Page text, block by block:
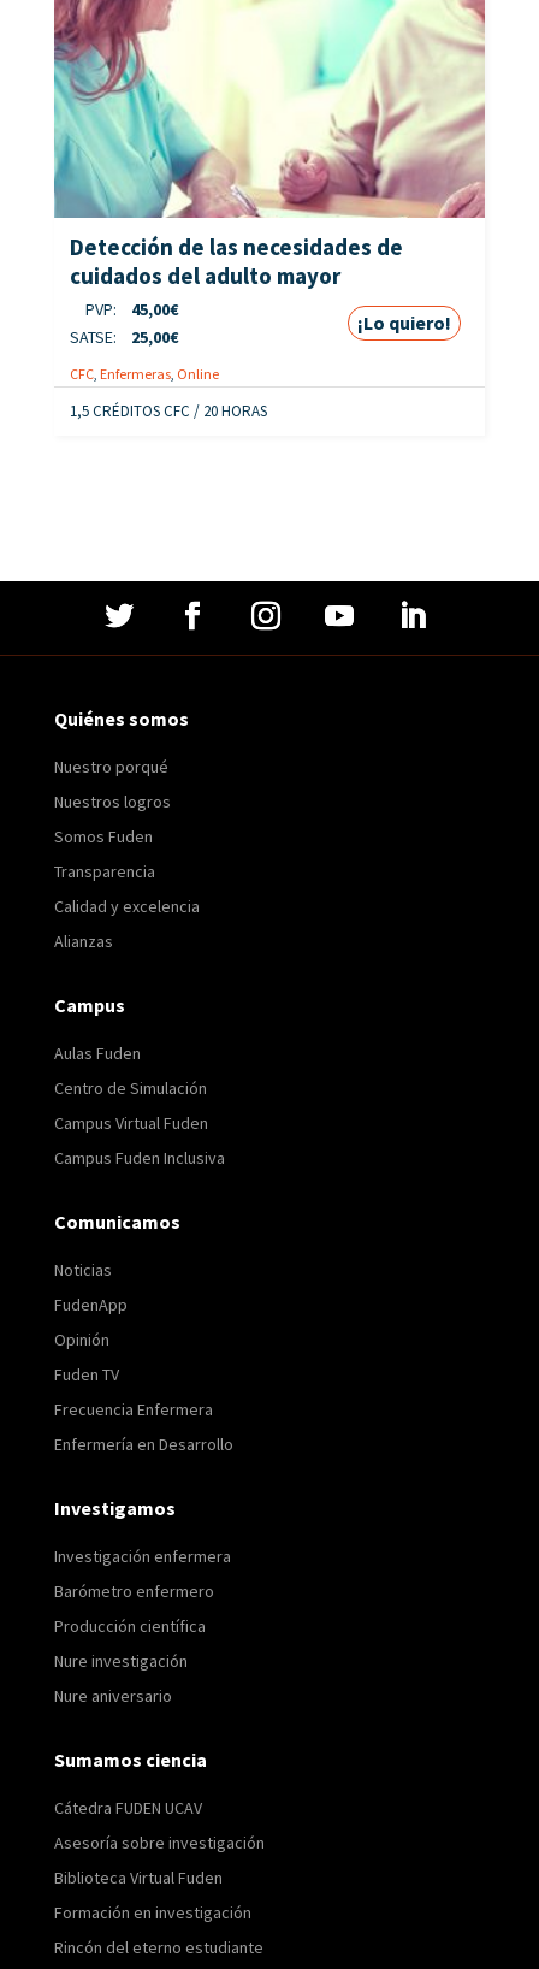
Detección de las necesidades de
cuidados del adulto mayor
PVP: 45,00€
SATSE:
25,00€
¡Lo quiero!
CFC, Enfermeras, Online
1,5 CRÉDITOS CFC / 20 HORAS
Quiénes somos
Nuestro porqué
Nuestros logros
Somos Fuden
Transparencia
Calidad y excelencia
Alianzas
Campus
Aulas Fuden
Centro de Simulación
Campus Virtual Fuden
Campus Fuden Inclusiva
Comunicamos
Noticias
FudenApp
Opinión
Fuden TV
Frecuencia Enfermera
Enfermería en Desarrollo
Investigamos
Investigación enfermera
Barómetro enfermero
Producción científica
Nure investigación
Nure aniversario
Sumamos ciencia
Cátedra FUDEN UCAV
Asesoría sobre investigación
Biblioteca Virtual Fuden
Formación en investigación
Rincón del eterno estudiante